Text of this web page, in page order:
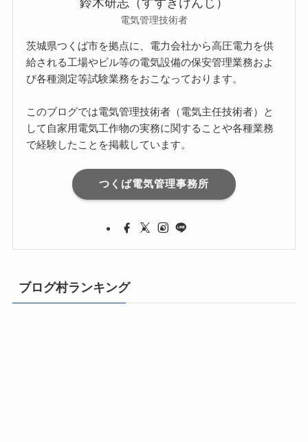
電気管理技術者
茨城県つくば市を拠点に、電力会社から高圧電力を供
給される工場やビル等の電気設備の保安管理業務およ
び各種測定等試験業務をおこなっております。
このブログでは電気管理技術者（電気主任技術者）と
して自家用電気工作物の実務に関することや各種業務
で経験したことを掲載しています。
つくば電気管理事務所
ブログ村ランキング